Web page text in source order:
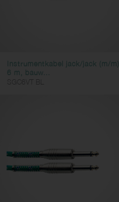
Instrumentkabel jack/jack (m/m),
6 m, bauw...